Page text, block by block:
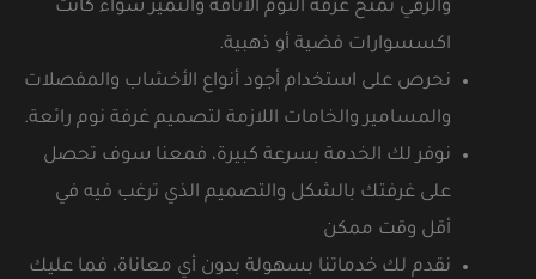
والرقي تمنح غرفة النوم الأناقة والتميز سواء كانت
اكسسوارات فضية أو ذهبية.
نحرص على استخدام أجود أنواع الأخشاب والمفصلات
والمسامير والخامات اللازمة لتصميم غرفة نوم رائعة.
نوفر لك الخدمة بسرعة كبيرة، فمعنا سوف تحصل
على غرفتك بالشكل والتصميم الذي ترغب فيه في
أقل وقت ممكن
نقدم لك خدماتنا بسهولة بدون أي معاناة، فما عليك